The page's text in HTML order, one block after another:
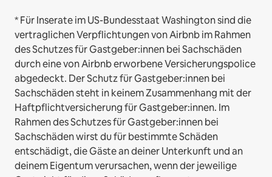
* Für Inserate im US-Bundesstaat Washington sind die
vertraglichen Verpflichtungen von Airbnb im Rahmen
des Schutzes für Gastgeber:innen bei Sachschäden
durch eine von Airbnb erworbene Versicherungspolice
abgedeckt. Der Schutz für Gastgeber:innen bei
Sachschäden steht in keinem Zusammenhang mit der
Haftpflichtversicherung für Gastgeber:innen. Im
Rahmen des Schutzes für Gastgeber:innen bei
Sachschäden wirst du für bestimmte Schäden
entschädigt, die Gäste an deiner Unterkunft und an
deinem Eigentum verursachen, wenn der jeweilige